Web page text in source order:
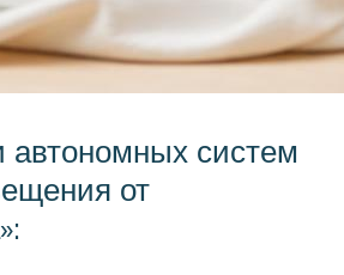
автономных систем
от